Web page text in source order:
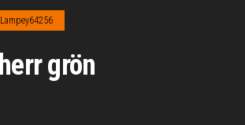
Lampey64256
grön